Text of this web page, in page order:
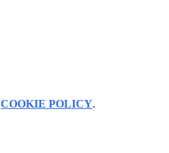
COOKIE POLICY.